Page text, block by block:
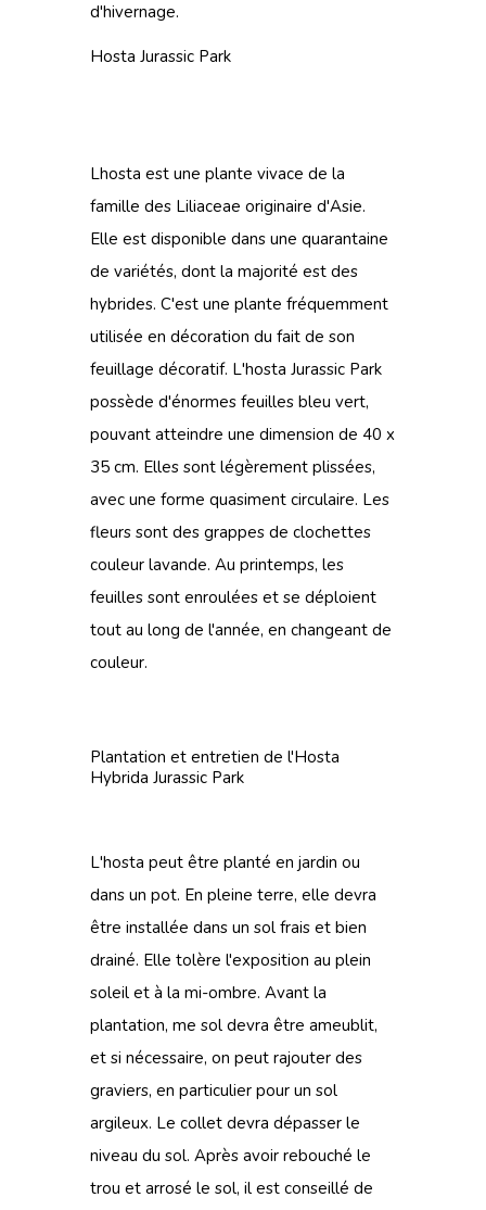
d'hivernage.
Hosta Jurassic Park
Lhosta est une plante vivace de la
famille des Liliaceae originaire d'Asie.
Elle est disponible dans une quarantaine
de variétés, dont la majorité est des
hybrides. C'est une plante fréquemment
utilisée en décoration du fait de son
feuillage décoratif. L'hosta Jurassic Park
possède d'énormes feuilles bleu vert,
pouvant atteindre une dimension de 40 x
35 cm. Elles sont légèrement plissées,
avec une forme quasiment circulaire. Les
fleurs sont des grappes de clochettes
couleur lavande. Au printemps, les
feuilles sont enroulées et se déploient
tout au long de l'année, en changeant de
couleur.
Plantation et entretien de l'Hosta
Hybrida Jurassic Park
L'hosta peut être planté en jardin ou
dans un pot. En pleine terre, elle devra
être installée dans un sol frais et bien
drainé. Elle tolère l'exposition au plein
soleil et à la mi-ombre. Avant la
plantation, me sol devra être ameublit,
et si nécessaire, on peut rajouter des
graviers, en particulier pour un sol
argileux. Le collet devra dépasser le
niveau du sol. Après avoir rebouché le
trou et arrosé le sol, il est conseillé de